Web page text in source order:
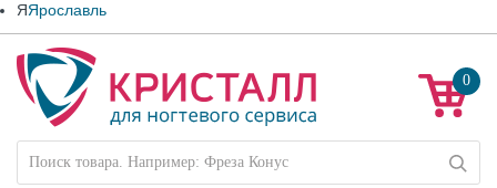
ЯЯрославль
0